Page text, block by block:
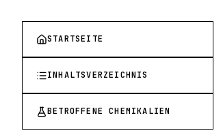
STARTSEITE
INHALTSVERZEICHNIS
BETROFFENE CHEMIKALIEN